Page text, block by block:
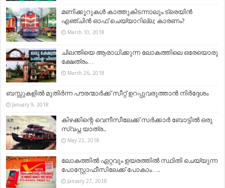
മണിക്കൂറുകള്‍ കാത്തുകിടന്നാലും ട്രെയിന്‍
എഞ്ചിന്‍ ഓഫ് ചെയ്യാറില്ല; കാരണം?
March 10, 2018
ചിലന്തിയെ ആരാധിക്കുന്ന ലോകത്തിലെ ഒരേയൊരു
ക്ഷേത്രം…
March 26, 2018
ബസ്സുകളിൽ മുതിർന്ന പൗരന്മാർക്ക് സീറ്റ് ഉറപ്പുവരുത്താൻ നിർദ്ദേശം
January 9, 2018
കിഴക്കിന്റെ വെനീസീലേക്ക് സര്‍ക്കാര്‍ ബോട്ടില്‍ ഒരു
സ്വപ്ന യാത്ര..
May 22, 2018
ലോകത്തില്‍ ഏറ്റവും ഉയരത്തില്‍ സ്ഥിതി ചെയ്യുന്ന
പോസ്റ്റോഫീസിലേക്ക് പോകാം….
January 27, 2018